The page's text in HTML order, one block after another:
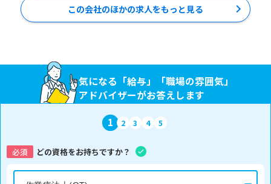
この会社のほかの求人をもっと見る
気になる「給与」「職場の雰囲気」
アドバイザーがお答えします
1 2 3 4 5
必須 どの資格をお持ちですか？